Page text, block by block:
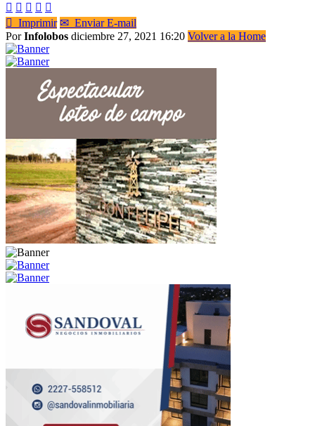
    
 Imprimir ✉ Enviar E-mail
PorInfolobos diciembre 27, 2021 16:20 Volver a la Home